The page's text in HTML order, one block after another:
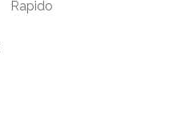
Rapido